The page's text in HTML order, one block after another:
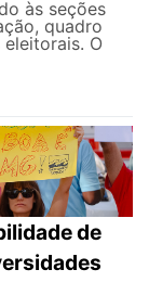
às seções
quadro
O
de